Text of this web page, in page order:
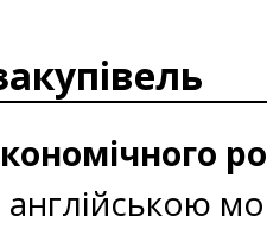
англійською